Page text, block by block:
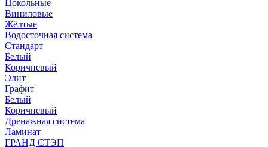
Цокольные
Виниловые
Жёлтые
Водосточная система
Стандарт
Белый
Коричневый
Элит
Графит
Белый
Коричневый
Дренажная система
Ламинат
ГРАНД СТЭП